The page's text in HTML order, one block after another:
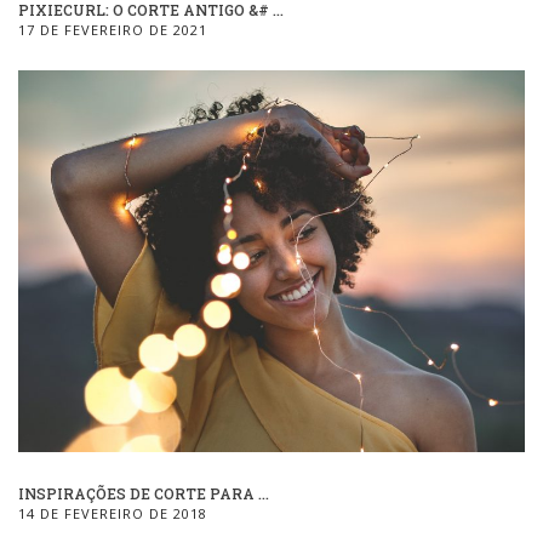
PIXIECURL: O CORTE ANTIGO &# ...
17 DE FEVEREIRO DE 2021
INSPIRAÇÕES DE CORTE PARA ...
14 DE FEVEREIRO DE 2018